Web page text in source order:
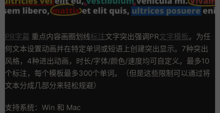
PR字幕 重点内容画圈划线标注文字突出强调PR文字模板。为任
何文本设置动画并在特定单词或短语上创建突出显示。7种突出
风格，4种进出动画，时长/字体/颜色/速度均可自定义。最多10
个标注，每个模板最多300个单词。（但是这些限制可以通过将
文本分成几部分来轻松规避）
支持系统：Win 和 Mac